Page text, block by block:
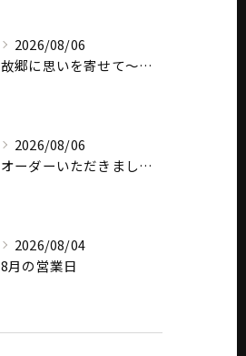
2026/08/06
故郷に思いを寄せて～オリジナルブランド【Shinano(しな...
2026/08/06
オーダーいただきました、AbHeri 『dew 露』の新作で...
2026/08/04
8月の営業日